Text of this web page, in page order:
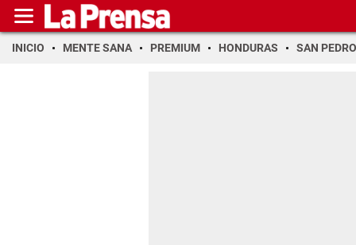
INICIO MENTE SANA PREMIUM HONDURAS SAN PEDRO